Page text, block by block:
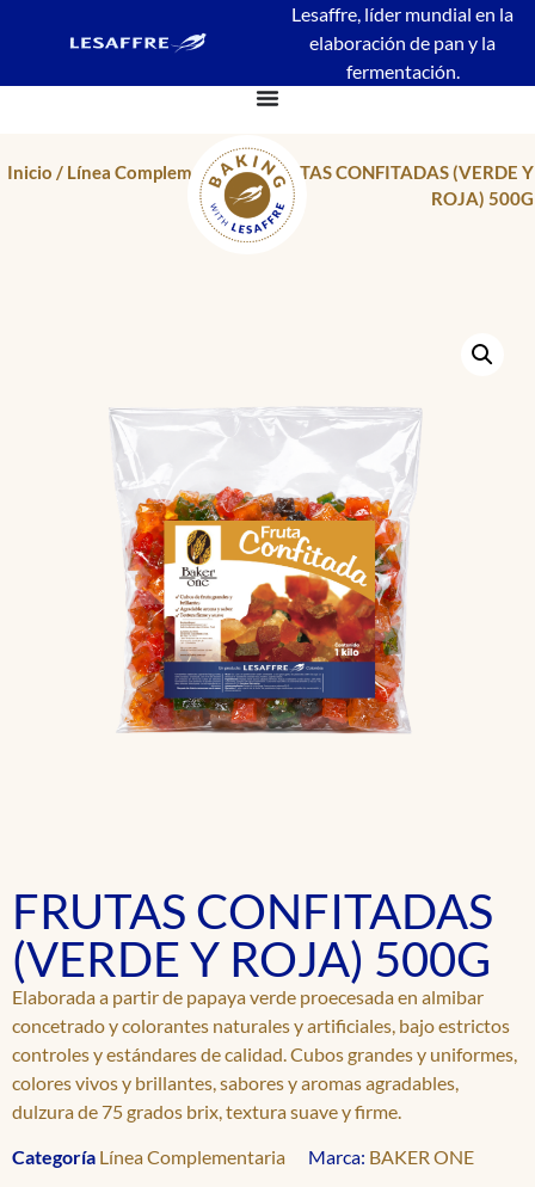
Lesaffre, líder mundial en la
elaboración de pan y la
fermentación.
Inicio / Línea Complementaria/ FRUTAS CONFITADAS (VERDE Y
ROJA) 500G
FRUTAS CONFITADAS
(VERDE Y ROJA) 500G
Elaborada a partir de papaya verde proecesada en almibar
concetrado y colorantes naturales y artificiales, bajo estrictos
controles y estándares de calidad. Cubos grandes y uniformes,
colores vivos y brillantes, sabores y aromas agradables,
dulzura de 75 grados brix, textura suave y firme.
Categoría Línea Complementaria Marca: BAKER ONE